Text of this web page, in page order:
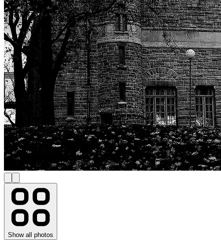
Show all photos